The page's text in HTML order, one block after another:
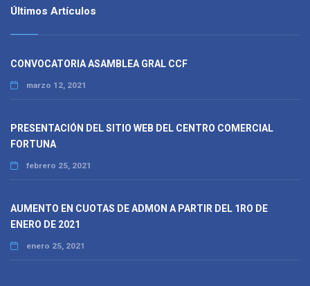
Últimos Artículos
CONVOCATORIA ASAMBLEA GRAL CCF
marzo 12, 2021
PRESENTACIÓN DEL SITIO WEB DEL CENTRO COMERCIAL
FORTUNA
febrero 25, 2021
AUMENTO EN CUOTAS DE ADMON A PARTIR DEL 1RO DE
ENERO DE 2021
enero 25, 2021